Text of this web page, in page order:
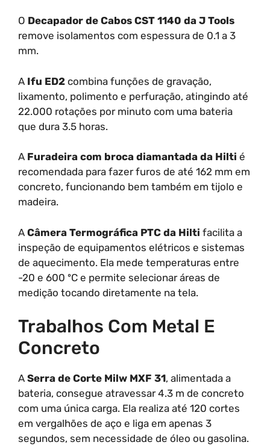
O Decapador de Cabos CST 1140 da J Tools
remove isolamentos com espessura de 0.1 a 3
mm.
A Ifu ED2 combina funções de gravação,
lixamento, polimento e perfuração, atingindo até
22.000 rotações por minuto com uma bateria
que dura 3.5 horas.
A Furadeira com broca diamantada da Hilti é
recomendada para fazer furos de até 162 mm em
concreto, funcionando bem também em tijolo e
madeira.
A Câmera Termográfica PTC da Hilti facilita a
inspeção de equipamentos elétricos e sistemas
de aquecimento. Ela mede temperaturas entre
-20 e 600 ºC e permite selecionar áreas de
medição tocando diretamente na tela.
Trabalhos Com Metal E
Concreto
A Serra de Corte Milw MXF 31, alimentada a
bateria, consegue atravessar 4.3 m de concreto
com uma única carga. Ela realiza até 120 cortes
em vergalhões de aço e liga em apenas 3
segundos, sem necessidade de óleo ou gasolina.